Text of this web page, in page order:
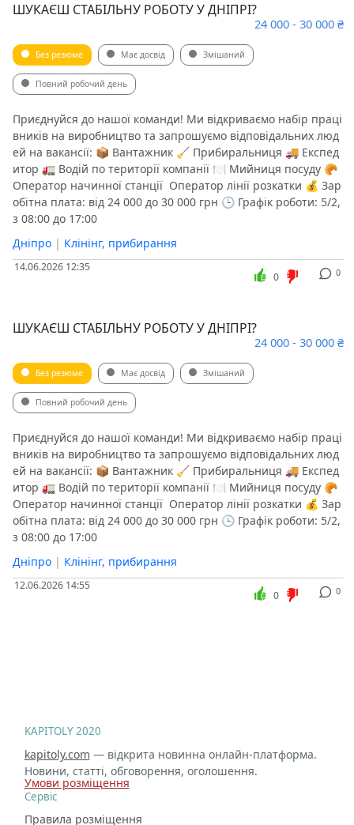
ШУКАЄШ СТАБІЛЬНУ РОБОТУ У ДНІПРІ?
24 000 - 30 000 ₴
Без резюме Має досвід Змішаний
Повний робочий день
Приєднуйся до нашої команди! Ми відкриваємо набір праці
вників на виробництво та запрошуємо відповідальних люд
ей на вакансії: 📦 Вантажник 🧹 Прибиральниця 🚚 Експед
итор 🚛 Водій по території компанії 🍽 Мийниця посуду 🥐
Оператор начинної станції ️ Оператор лінії розкатки 💰 Зар
обітна плата: від 24 000 до 30 000 грн 🕒 Графік роботи: 5/2,
з 08:00 до 17:00
Дніпро | Клінінг, прибирання
14.06.2026 12:35 0
0
ШУКАЄШ СТАБІЛЬНУ РОБОТУ У ДНІПРІ?
24 000 - 30 000 ₴
Без резюме Має досвід Змішаний
Повний робочий день
Приєднуйся до нашої команди! Ми відкриваємо набір праці
вників на виробництво та запрошуємо відповідальних люд
ей на вакансії: 📦 Вантажник 🧹 Прибиральниця 🚚 Експед
итор 🚛 Водій по території компанії 🍽 Мийниця посуду 🥐
Оператор начинної станції ️ Оператор лінії розкатки 💰 Зар
обітна плата: від 24 000 до 30 000 грн 🕒 Графік роботи: 5/2,
з 08:00 до 17:00
Дніпро | Клінінг, прибирання
12.06.2026 14:55 0
0
KAPITOLY 2020
kapitoly.com — відкрита новинна онлайн-платформа.
Новини, статті, обговорення, оголошення.
Умови розміщення
Сервіс
Правила розміщення